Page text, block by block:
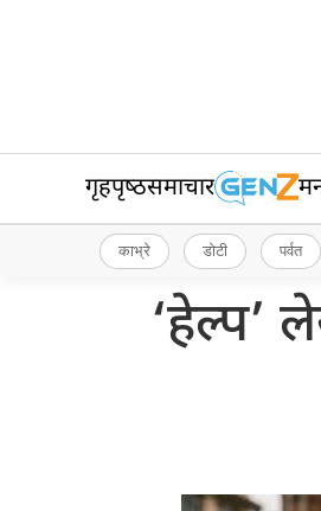
गृहपृष्‍ठसमाचार
काभ्रे डोटी पर्वत
‘हेल्प’